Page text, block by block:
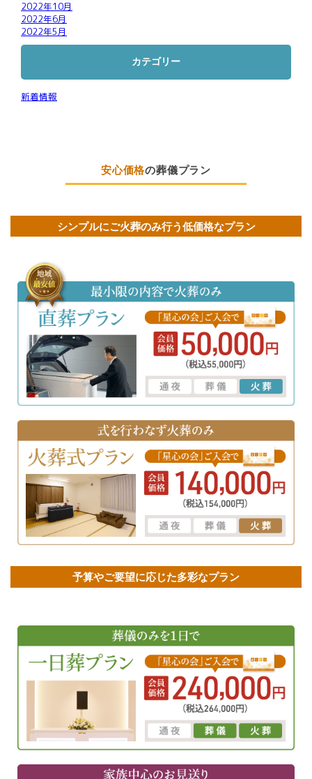
2022年10月
2022年6月
2022年5月
カテゴリー
新着情報
安心価格の葬儀プラン
シンプルにご火葬のみ行う低価格なプラン
予算やご要望に応じた多彩なプラン